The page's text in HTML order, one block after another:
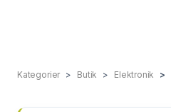
Kategorier Butik Elektronik